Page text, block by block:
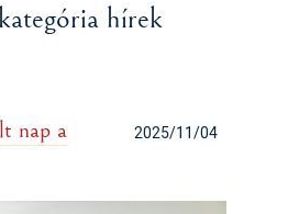
hírek
2025/11/04
nap a